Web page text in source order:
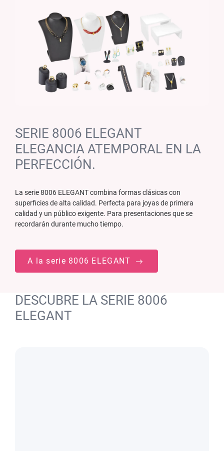
SERIE 8006 ELEGANT
ELEGANCIA ATEMPORAL EN LA
PERFECCIÓN.
La serie 8006 ELEGANT combina formas clásicas con
superficies de alta calidad. Perfecta para joyas de primera
calidad y un público exigente. Para presentaciones que se
recordarán durante mucho tiempo.
A la serie 8006 ELEGANT
DESCUBRE LA SERIE 8006
ELEGANT